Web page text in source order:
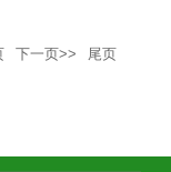
下一页>>
尾页